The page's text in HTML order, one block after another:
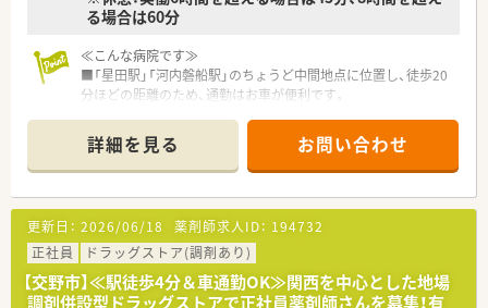
る場合は60分
≪こんな病院です≫
■「星田駅」「河内磐船駅」のちょうど中間地点に位置し、徒歩20
分ほどの距離のため、通勤はお車が便利です。
おります。標榜科目は、内科、小児科、循環器科、消化器科、耳鼻
咽喉科、リハビリテーション科、アレルギー科、放射線科で地域
の患者様の健康を支えています。
■薬剤科は常勤4名体制で対応しています。
外来は院外処方で門前の調剤薬局でとなっており、入院患者様に
集中できる環境です。
■様々な部署の方と声をかけながら連携を取っており、活気のあ
る院内となっています。
詳細を見る お問い合わせ
更新日： 2026/06/18 薬剤師求人ID： 194732
正社員
ドラッグストア(調剤あり)
【交野市】≪駅徒歩4分＆車通勤OK≫関西を中心とした地場
調剤併設型ドラッグストアで正社員薬剤師さんを募集！有